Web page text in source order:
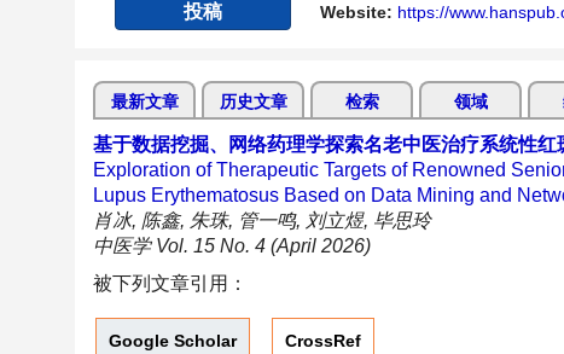
投稿
Website: https://
最新文章 历史文章 检索 领域
基于数据挖掘、网络药理学探索名老中医治疗系统性红
Exploration of Therapeutic Targets of Renowned
Lupus Erythematosus Based on Data Mining and
肖冰, 陈鑫, 朱珠, 管一鸣, 刘立煜, 毕思玲
中医学 Vol. 15 No. 4 (April 2026)
被下列文章引用：
Google Scholar CrossRef